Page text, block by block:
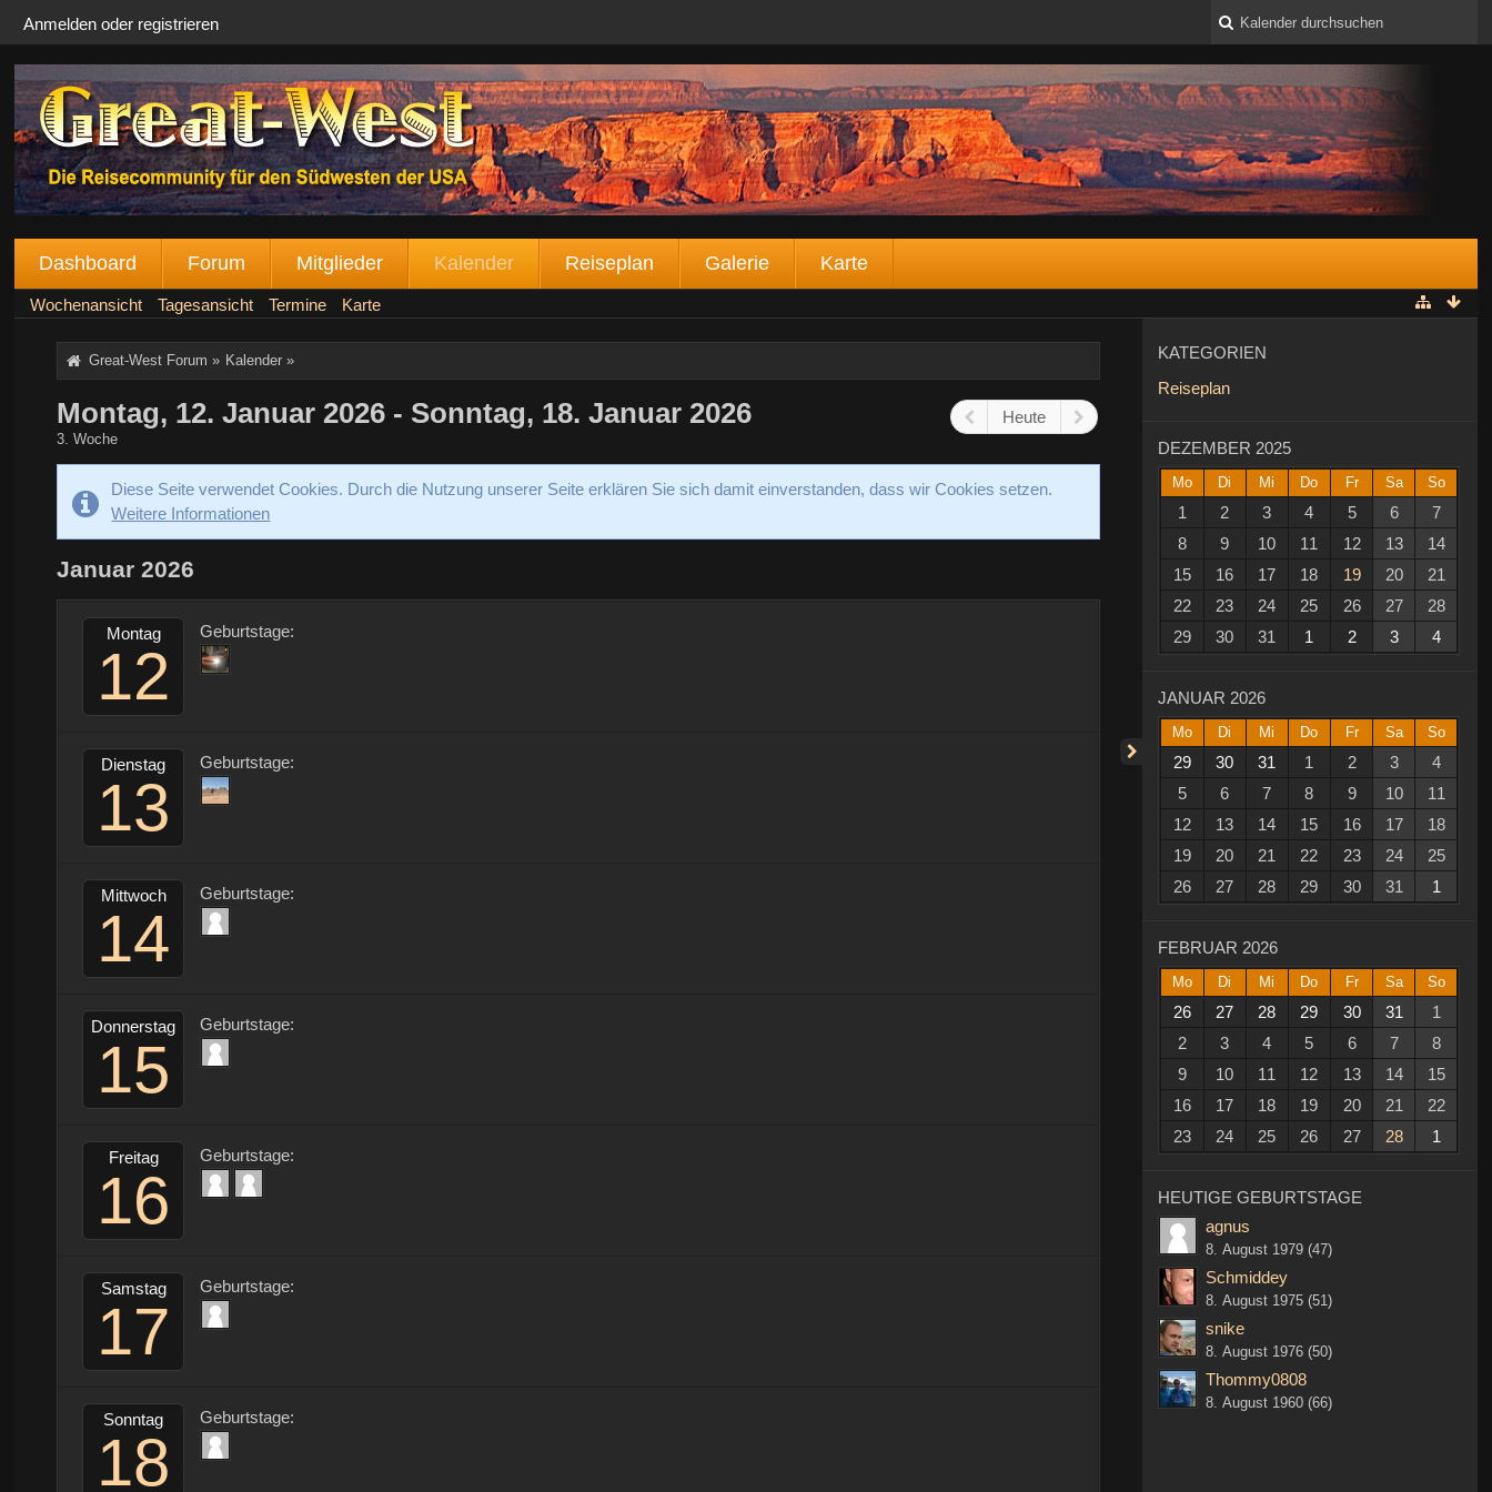
Anmelden oder registrieren
Dashboard Forum Mitglieder Kalender Reiseplan Galerie Karte
Wochenansicht Tagesansicht Termine Karte
Great-West Forum » Kalender »
Montag, 12. Januar 2026 - Sonntag, 18. Januar 2026
3. Woche
Heute
Diese Seite verwendet Cookies. Durch die Nutzung unserer Seite erklären Sie sich damit einverstanden, dass wir Cookies setzen.
Weitere Informationen
Januar 2026
Montag
12
Geburtstage:
Dienstag
13
Geburtstage:
Mittwoch
14
Geburtstage:
Donnerstag
15
Geburtstage:
Freitag
16
Geburtstage:
Samstag
17
Geburtstage:
Sonntag
18
Geburtstage:
KATEGORIEN
Reiseplan
DEZEMBER 2025
Mo Di Mi Do Fr Sa So
1 2 3 4 5 6
7
8
9 10 11 12 13
14
15
16 17 18 19 20
21
22
23 24 25 26 27
28
29
30 31 1 2 3 4
JANUAR 2026
Mo Di Mi Do Fr Sa So
29 30 31 1 2 3
4
5
6 7 8 9 10
11
12
13 14 15 16 17
18
19
20 21 22 23 24
25
26
27 28 29 30 31 1
FEBRUAR 2026
Mo Di Mi Do Fr Sa So
26 27 28 29 30 31
1
2
3 4 5 6 7
8
9
10 11 12 13 14
15
16
17 18 19 20 21
22
23
24 25 26 27 28 1
HEUTIGE GEBURTSTAGE
agnus
8. August 1979 (47)
Schmiddey
8. August 1975 (51)
snike
8. August 1976 (50)
Thommy0808
8. August 1960 (66)